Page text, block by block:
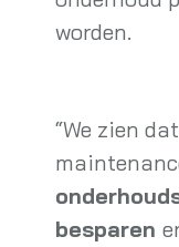
worden.
“We zien
besparen